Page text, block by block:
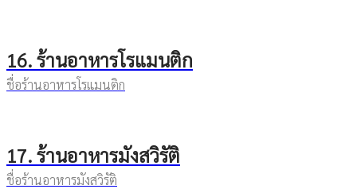
16. ร้านอาหารโรแมนติก
ชื่อร้านอาหารโรแมนติก
17. ร้านอาหารมังสวิรัติ
ชื่อร้านอาหารมังสวิรัติ